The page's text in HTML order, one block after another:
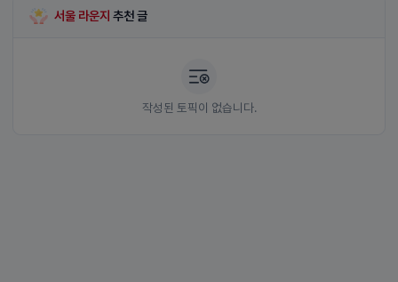
서울 라운지 추천 글
작성된 토픽이 없습니다.